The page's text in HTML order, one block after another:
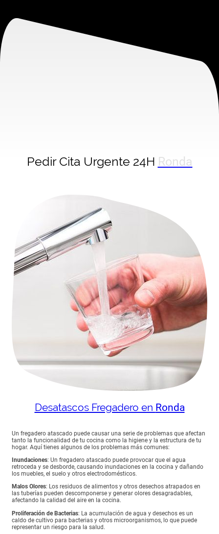
Pedir Cita Urgente 24H Ronda
Desatascos Fregadero en Ronda
Un fregadero atascado puede causar una serie de problemas que afectan
tanto la funcionalidad de tu cocina como la higiene y la estructura de tu
hogar. Aquí tienes algunos de los problemas más comunes:
Inundaciones: Un fregadero atascado puede provocar que el agua
retroceda y se desborde, causando inundaciones en la cocina y dañando
los muebles, el suelo y otros electrodomésticos.
Malos Olores: Los residuos de alimentos y otros desechos atrapados en
las tuberías pueden descomponerse y generar olores desagradables,
afectando la calidad del aire en la cocina.
Proliferación de Bacterias: La acumulación de agua y desechos es un
caldo de cultivo para bacterias y otros microorganismos, lo que puede
representar un riesgo para la salud.